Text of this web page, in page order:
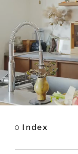
Index